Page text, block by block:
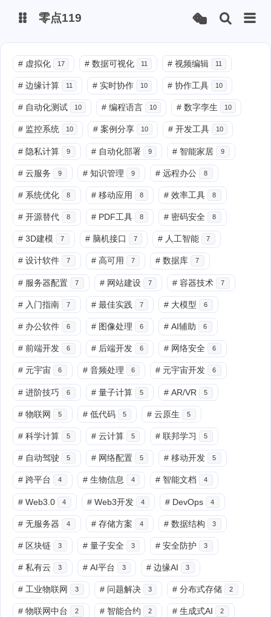
微博
抖音
零点119
# 虚拟化 17 # 数据可视化 11 # 视频编辑 11
# 边缘计算 11 # 实时协作 10 # 协作工具 10
# 自动化测试 10 # 编程语言 10 # 数字孪生 10
# 监控系统 10 # 案例分享 10 # 开发工具 10
# 隐私计算 9 # 自动化部署 9 # 智能家居 9
# 云服务 9 # 知识管理 9 # 远程办公 8
# 系统优化 8 # 移动应用 8 # 效率工具 8
# 开源替代 8 # PDF工具 8 # 密码安全 8
# 3D建模 7 # 脑机接口 7 # 人工智能 7
# 设计软件 7 # 高可用 7 # 数据库 7
# 服务器配置 7 # 网站建设 7 # 容器技术 7
# 入门指南 7 # 最佳实践 7 # 大模型 6
# 办公软件 6 # 图像处理 6 # AI辅助 6
# 前端开发 6 # 后端开发 6 # 网络安全 6
# 元宇宙 6 # 音频处理 6 # 元宇宙开发 6
# 进阶技巧 6 # 量子计算 5 # AR/VR 5
# 物联网 5 # 低代码 5 # 云原生 5
# 科学计算 5 # 云计算 5 # 联邦学习 5
# 自动驾驶 5 # 网络配置 5 # 移动开发 5
# 跨平台 4 # 生物信息 4 # 智能文档 4
# Web3.0 4 # Web3开发 4 # DevOps 4
# 无服务器 4 # 存储方案 4 # 数据结构 3
# 区块链 3 # 量子安全 3 # 安全防护 3
# 私有云 3 # AI平台 3 # 边缘AI 3
# 工业物联网 3 # 问题解决 3 # 分布式存储 2
# 物联网中台 2 # 智能合约 2 # 生成式AI 2